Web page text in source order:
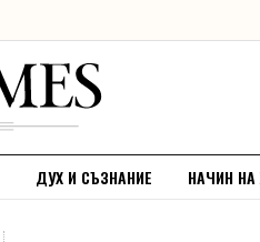
ДУХ И СЪЗНАНИЕ НАЧИН